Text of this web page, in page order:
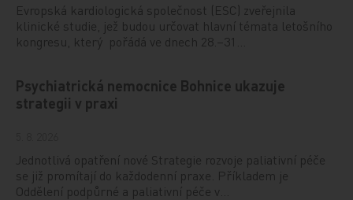
Evropská kardiologická společnost (ESC) zveřejnila
klinické studie, jež budou určovat hlavní témata letošního
kongresu, který pořádá ve dnech 28.–31…
Psychiatrická nemocnice Bohnice ukazuje
strategii v praxi
Jednotlivá opatření nové Strategie rozvoje paliativní péče
se již promítají do každodenní praxe. Příkladem je
Oddělení podpůrné a paliativní péče v…